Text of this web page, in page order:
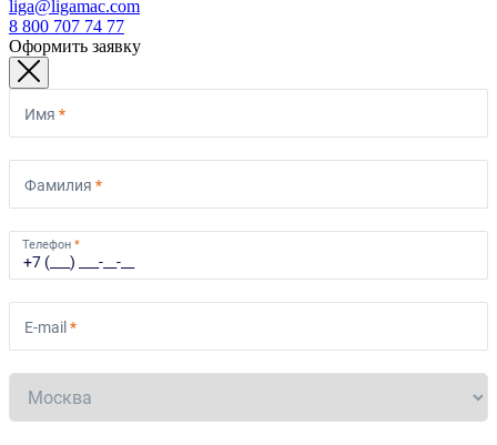
liga@ligamac.com
8 800 707 74 77
Оформить заявку
Имя *
Фамилия *
Телефон *
E-mail *